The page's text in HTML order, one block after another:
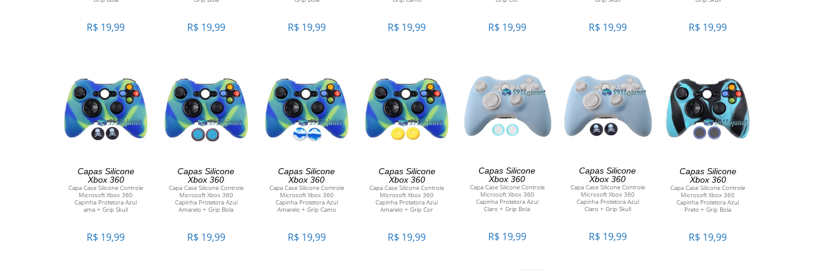
R$ 19,99 R$ 19,99 R$ 19,99 R$ 19,99 R$ 19,99 R$ 19,99 R$ 19,99
ADICIONAR AO
CARRINHO
Capas Silicone
Xbox 360
Capa Case Silicone Controle
Microsoft Xbox 360
Capinha Protetora Azul
ama + Grip Skull
R$ 19,99
ADICIONAR AO
CARRINHO
Capas Silicone
Xbox 360
Capa Case Silicone Controle
Microsoft Xbox 360
Capinha Protetora Azul
Amarelo + Grip Bola
R$ 19,99
ADICIONAR AO
CARRINHO
Capas Silicone
Xbox 360
Capa Case Silicone Controle
Microsoft Xbox 360
Capinha Protetora Azul
Amarelo + Grip Camo
R$ 19,99
ADICIONAR AO
CARRINHO
Capas Silicone
Xbox 360
Capa Case Silicone Controle
Microsoft Xbox 360
Capinha Protetora Azul
Amarelo + Grip Cor
R$ 19,99
ADICIONAR AO
CARRINHO
Capas Silicone
Xbox 360
Capa Case Silicone Controle
Microsoft Xbox 360
Capinha Protetora Azul
Claro + Grip Bola
R$ 19,99
ADICIONAR AO
CARRINHO
Capas Silicone
Xbox 360
Capa Case Silicone Controle
Microsoft Xbox 360
Capinha Protetora Azul
Claro + Grip Skull
R$ 19,99
ADICIONAR AO
CARRINHO
Capas Silicone
Xbox 360
Capa Case Silicone Controle
Microsoft Xbox 360
Capinha Protetora Azul
Preto + Grip Bola
R$ 19,99